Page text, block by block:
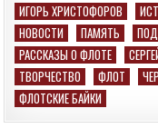
ИГОРЬ ХРИСТОФОРОВ
НОВОСТИ
ПАМЯТЬ
РАССКАЗЫ О ФЛОТЕ
ТВОРЧЕСТВО
ФЛОТ
ФЛОТСКИЕ БАЙКИ